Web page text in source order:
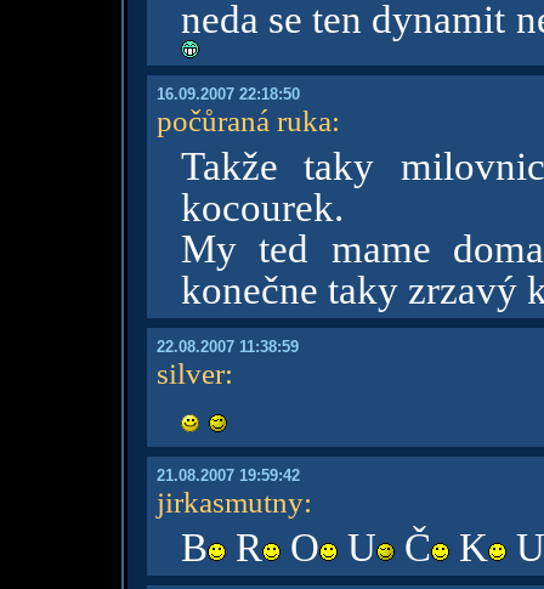
neda se ten dynamit
16.09.2007 22:18:50
počůraná ruka:
Takže taky
kocourek.
My ted mame
konečne taky zrzavý
22.08.2007 11:38:59
silver:
21.08.2007 19:59:42
jirkasmutny:
B R O U Č K U